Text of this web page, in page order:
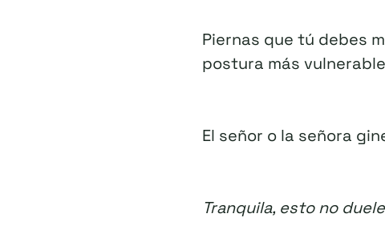
Piernas que tú debes
postura más
El señor o la señora
Tranquila, esto no